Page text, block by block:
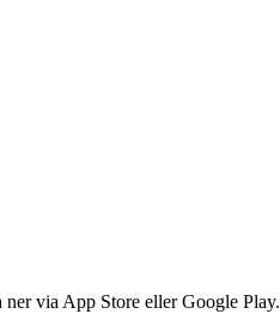
ner via App Store eller Google Play.